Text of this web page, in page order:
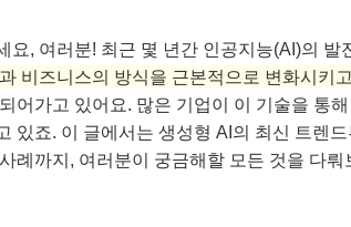
요, 여러분! 최근 몇 년간 인공지능(AI)의 발
비즈니스의 방식을 근본적으로 변화시키
어가고 있어요. 많은 기업이 이 기술을 통
있죠. 이 글에서는 생성형 AI의 최신 트렌
례까지, 여러분이 궁금해할 모든 것을 다